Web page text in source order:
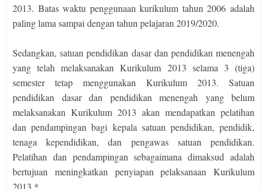
2013. Batas waktu penggunaan kurikulum tahun 2006 adalah
paling lama sampai dengan tahun pelajaran 2019/2020.
Sedangkan, satuan pendidikan dasar dan pendidikan menengah
yang telah melaksanakan Kurikulum 2013 selama 3 (tiga)
semester tetap menggunakan Kurikulum 2013. Satuan
pendidikan dasar dan pendidikan menengah yang belum
melaksanakan Kurikulum 2013 akan mendapatkan pelatihan
dan pendampingan bagi kepala satuan pendidikan, pendidik,
tenaga kependidikan, dan pengawas satuan pendidikan.
Pelatihan dan pendampingan sebagaimana dimaksud adalah
bertujuan meningkatkan penyiapan pelaksanaan Kurikulum
2013.*